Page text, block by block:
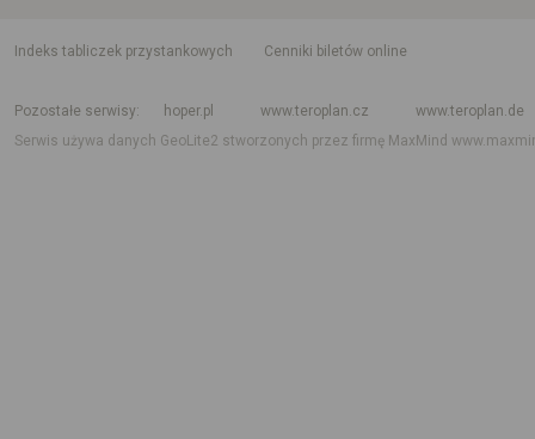
indeks tabliczek przystankowych
Cenniki biletów online
Pozostałe serwisy
hoper.pl www.teroplan.cz
www.teroplan.de
Serwis używa danych GeoLite2 stworzonych przez firmę MaxMind